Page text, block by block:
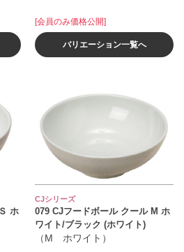
[会員のみ価格公開]
バリエーション一覧へ
ホ
CJシリーズ
079 CJフードボール クール M ホ
ワイト/ブラック (ホワイト)
（M ホワイト）